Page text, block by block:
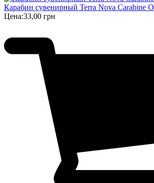
Карабин сувенирный Terra Nova Carabine
Цена:33,00 грн